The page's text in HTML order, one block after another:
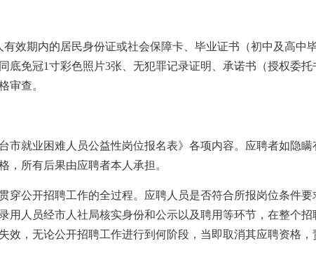
效期内的居民身份证或社会保障卡、毕业证书（初中及高中
底免冠1寸彩色照片3张、无犯罪记录证明、承诺书（授权委
审查。
市就业困难人员公益性岗位报名表》各项内容。应聘者如隐瞒
，所有后果由应聘者本人承担。
穿公开招聘工作的全过程。应聘人员是否符合所报岗位条件要
用人员经市人社局核实身份和公示以及聘用等环节，在整个
效，无论公开招聘工作进行到何阶段，当即取消其应聘资格，